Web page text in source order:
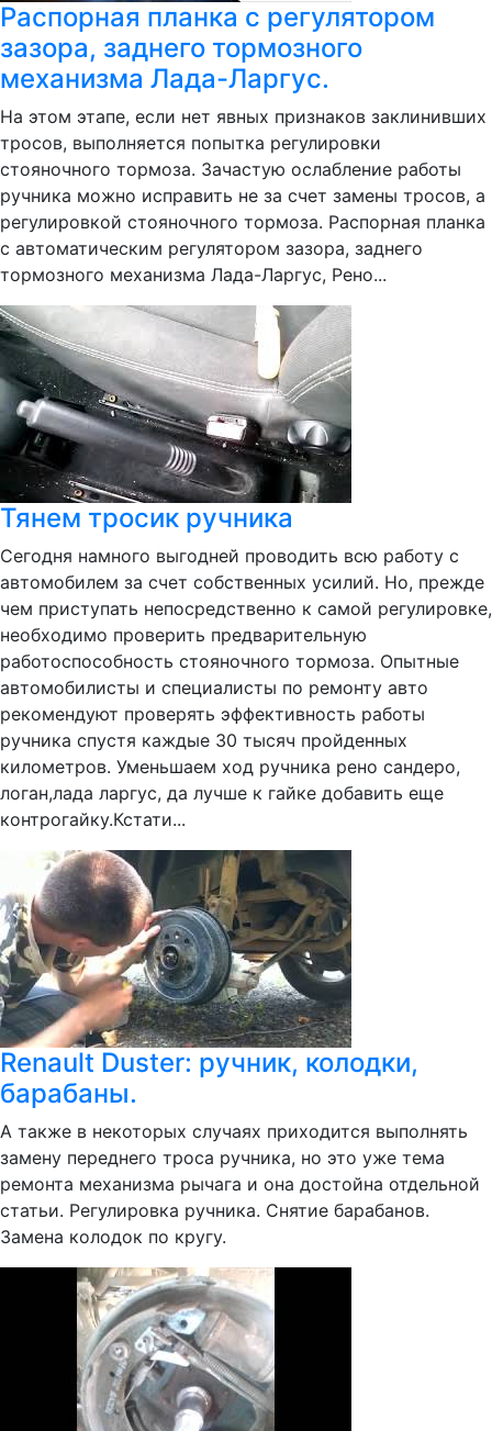
Распорная планка с регулятором
зазора, заднего тормозного
механизма Лада-Ларгус.
На этом этапе, если нет явных признаков заклинивших
тросов, выполняется попытка регулировки
стояночного тормоза. Зачастую ослабление работы
ручника можно исправить не за счет замены тросов, а
регулировкой стояночного тормоза. Распорная планка
с автоматическим регулятором зазора, заднего
тормозного механизма Лада-Ларгус, Рено...
Тянем тросик ручника
Сегодня намного выгодней проводить всю работу с
автомобилем за счет собственных усилий. Но, прежде
чем приступать непосредственно к самой регулировке,
необходимо проверить предварительную
работоспособность стояночного тормоза. Опытные
автомобилисты и специалисты по ремонту авто
рекомендуют проверять эффективность работы
ручника спустя каждые 30 тысяч пройденных
километров. Уменьшаем ход ручника рено сандеро,
логан,лада ларгус, да лучше к гайке добавить еще
контрогайку.Кстати...
Renault Duster: ручник, колодки,
барабаны.
А также в некоторых случаях приходится выполнять
замену переднего троса ручника, но это уже тема
ремонта механизма рычага и она достойна отдельной
статьи. Регулировка ручника. Снятие барабанов.
Замена колодок по кругу.